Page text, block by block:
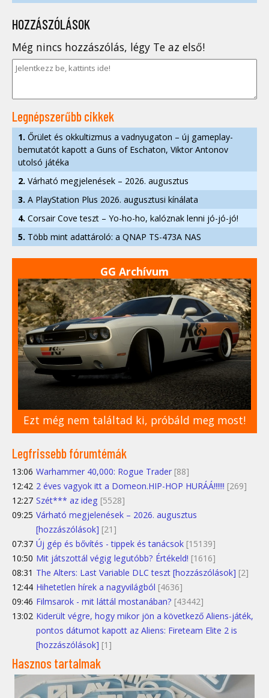
HOZZÁSZÓLÁSOK
Még nincs hozzászólás, légy Te az első!
Legnépszerűbb cikkek
1. Őrület és okkultizmus a vadnyugaton – új gameplay-
bemutatót kapott a Guns of Eschaton, Viktor Antonov
utolsó játéka
2. Várható megjelenések – 2026. augusztus
3. A PlayStation Plus 2026. augusztusi kínálata
4. Corsair Cove teszt – Yo-ho-ho, kalóznak lenni jó-jó-jó!
5. Több mint adattároló: a QNAP TS-473A NAS
GG Archívum
Ezt még nem találtad ki, próbáld meg most!
Legfrissebb fórumtémák
13:06 Warhammer 40,000: Rogue Trader [88]
12:42 2 éves vagyok itt a Domeon.HIP-HOP HURÁÁ!!!!!! [269]
12:27 Szét*** az ideg [5528]
09:25 Várható megjelenések – 2026. augusztus
[hozzászólások] [21]
07:37 Új gép és bővítés - tippek és tanácsok [15139]
10:50 Mit játszottál végig legutóbb? Értékeld! [1616]
08:31 The Alters: Last Variable DLC teszt [hozzászólások] [2]
12:44 Hihetetlen hírek a nagyvilágból [4636]
09:46 Filmsarok - mit láttál mostanában? [43442]
13:02 Kiderült végre, hogy mikor jön a következő Aliens-játék,
pontos dátumot kapott az Aliens: Fireteam Elite 2 is
[hozzászólások] [1]
Hasznos tartalmak